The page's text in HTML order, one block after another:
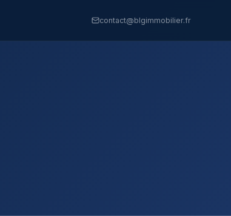
contact@blgimmobilier.fr